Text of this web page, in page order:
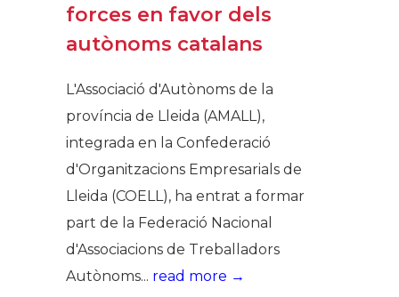
forces en favor dels
autònoms catalans
L'Associació d'Autònoms de la
província de Lleida (AMALL),
integrada en la Confederació
d'Organitzacions Empresarials de
Lleida (COELL), ha entrat a formar
part de la Federació Nacional
d'Associacions de Treballadors
Autònoms... read more →